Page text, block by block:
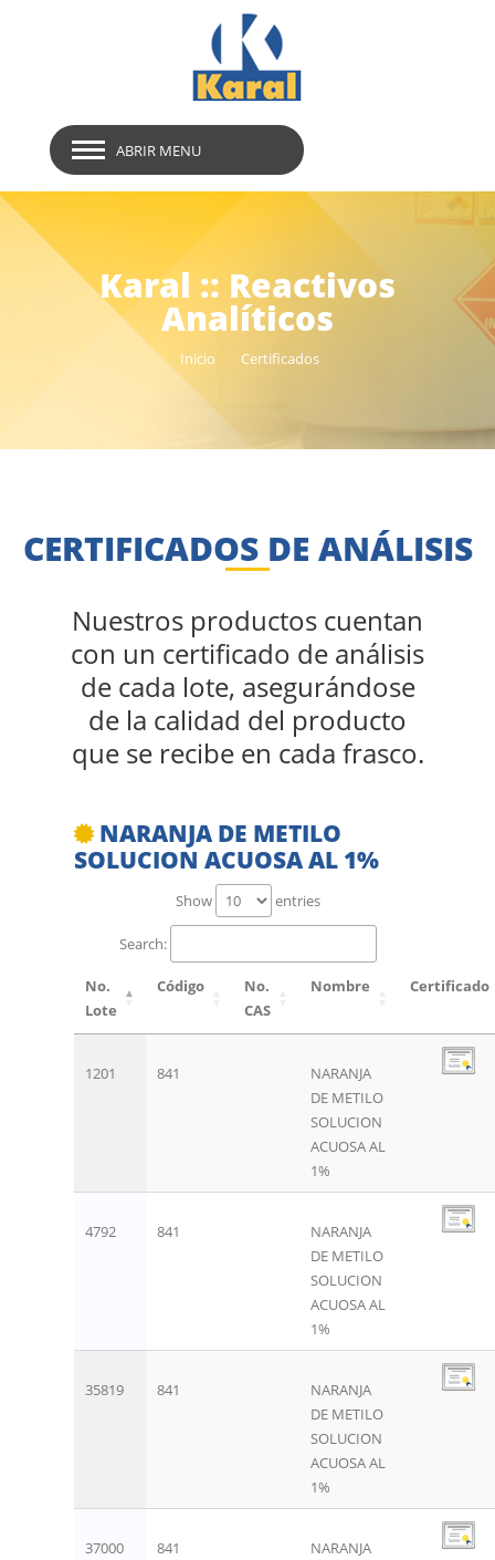
ABRIR MENU
Karal :: Reactivos
Analíticos
Inicio Certificados
CERTIFICADOS DE ANÁLISIS
Nuestros productos cuentan
con un certificado de análisis
de cada lote, asegurándose
de la calidad del producto
que se recibe en cada frasco.
NARANJA DE METILO
SOLUCION ACUOSA AL 1%
Show entries
Search:
No.
Lote
Código
No.
CAS
Nombre Certificado
1201 841
NARANJA
DE METILO
SOLUCION
ACUOSA AL
1%
4792 841
NARANJA
DE METILO
SOLUCION
ACUOSA AL
1%
35819 841
NARANJA
DE METILO
SOLUCION
ACUOSA AL
1%
37000 841
NARANJA